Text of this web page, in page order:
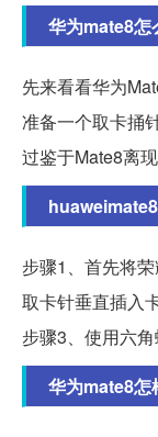
华为mate8怎
先来看看华为
准备一个取卡捅
过鉴于Mate8离
步骤1、首先将
取卡针垂直插入
步骤3、使用六角
华为mate8怎